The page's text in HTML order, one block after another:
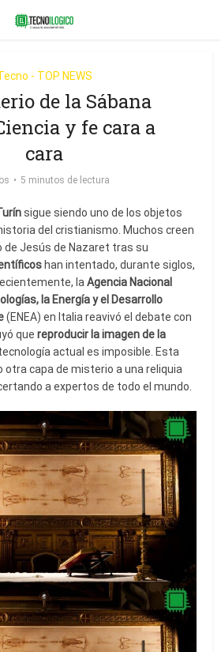
- TOP NEWS
de la Sábana
y fe cara a
cara
5 minutos de lectura
sigue siendo uno de los objetos
del cristianismo. Muchos creen
de Jesús de Nazaret tras su
han intentado, durante siglos,
laAgencia Nacional
la Energía y el Desarrollo
(ENEA) en Italia reavivó el debate con
quereproducir la imagen de la
actual es imposible. Esta
otra capa de misterio a una reliquia
a expertos de todo el mundo.